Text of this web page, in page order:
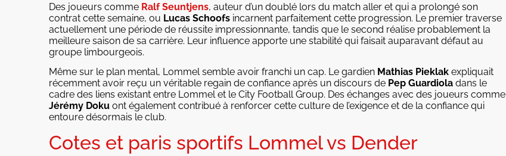
Des joueurs comme Ralf Seuntjens, auteur d’un doublé lors du match aller et qui a prolongé son
contrat cette semaine, ou Lucas Schoofs incarnent parfaitement cette progression. Le premier traverse
actuellement une période de réussite impressionnante, tandis que le second réalise probablement la
meilleure saison de sa carrière. Leur influence apporte une stabilité qui faisait auparavant défaut au
groupe limbourgeois.
Même sur le plan mental, Lommel semble avoir franchi un cap. Le gardien Mathias Pieklak expliquait
récemment avoir reçu un véritable regain de confiance après un discours de Pep Guardiola dans le
cadre des liens existant entre Lommel et le City Football Group. Des échanges avec des joueurs comme
Jérémy Doku ont également contribué à renforcer cette culture de l’exigence et de la confiance qui
entoure désormais le club.
Cotes et paris sportifs Lommel vs Dender